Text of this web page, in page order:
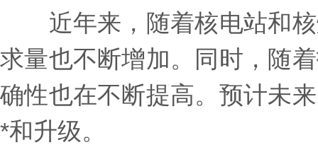
近年来，随着核电站和核
求量也不断增加。同时，随
确性也在不断提高。预计未
*和升级。